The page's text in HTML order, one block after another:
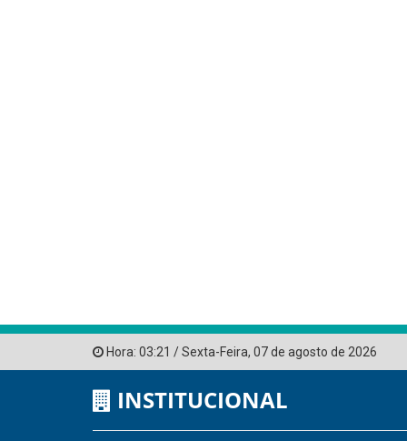
Hora: 03:21 /Sexta-Feira, 07 de agosto de 2026
INSTITUCIONAL